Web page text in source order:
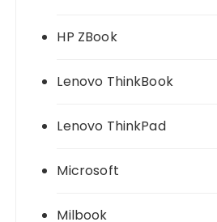
HP ZBook
Lenovo ThinkBook
Lenovo ThinkPad
Microsoft
Milbook